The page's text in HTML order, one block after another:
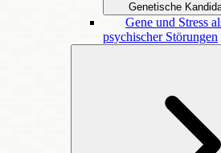
Genetische
Gene und Stress
psychischer Störungen